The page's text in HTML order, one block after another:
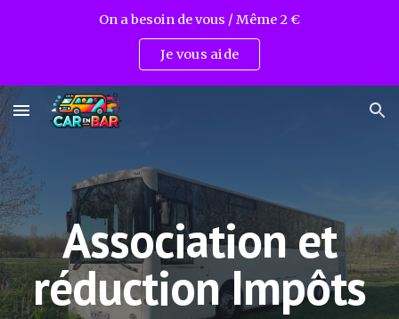
On a besoin de vous / Même 2 €
Je vous aide
Association et
réduction Impôts